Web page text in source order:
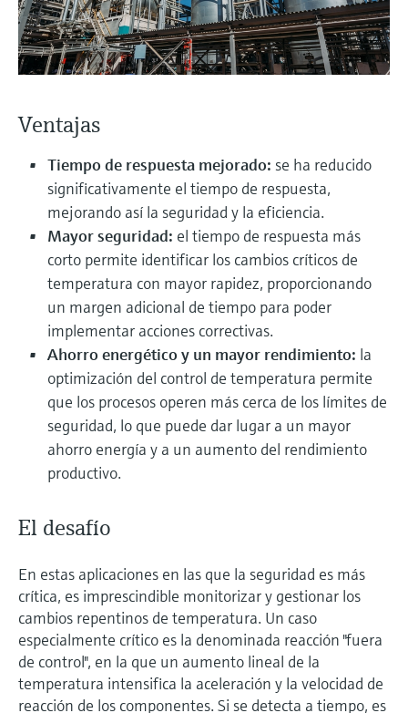
Visor de dispositivos
Encuentre información y documentación
específicas sobre los productos.
Buscador de repuestos
código de pedido o número de serie
electromecánico
Medición de nivel por barrera de
Level measurement with pressure
Ver todos
Medición mediante transmisión de
microondas
la transparencia de los procesos
para una toma de decisiones más
sólida y fundamentada
Ventajas
Tiempo de respuesta mejorado: se ha reducido
significativamente el tiempo de respuesta,
mejorando así la seguridad y la eficiencia.
Mayor seguridad: el tiempo de respuesta más
corto permite identificar los cambios críticos de
temperatura con mayor rapidez, proporcionando
un margen adicional de tiempo para poder
implementar acciones correctivas.
Ahorro energético y un mayor rendimiento: la
optimización del control de temperatura permite
que los procesos operen más cerca de los límites de
seguridad, lo que puede dar lugar a un mayor
ahorro energía y a un aumento del rendimiento
productivo.
El desafío
En estas aplicaciones en las que la seguridad es más
crítica, es imprescindible monitorizar y gestionar los
cambios repentinos de temperatura. Un caso
especialmente crítico es la denominada reacción "fuera
de control", en la que un aumento lineal de la
temperatura intensifica la aceleración y la velocidad de
reacción de los componentes. Si se detecta a tiempo, es